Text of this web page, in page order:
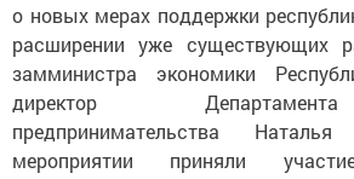
о новых мерах поддержки
расширении уже существующих
замминистра экономики
директор
предпринимательства
мероприятии приняли